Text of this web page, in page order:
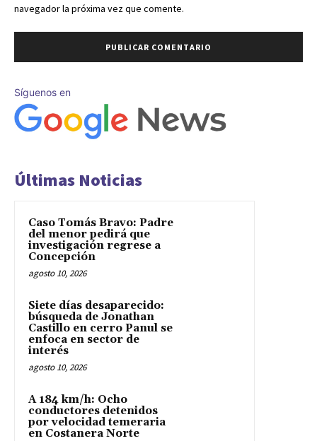
navegador la próxima vez que comente.
Síguenos en
Últimas Noticias
Caso Tomás Bravo: Padre
del menor pedirá que
investigación regrese a
Concepción
agosto 10, 2026
Siete días desaparecido:
búsqueda de Jonathan
Castillo en cerro Panul se
enfoca en sector de
interés
agosto 10, 2026
A 184 km/h: Ocho
conductores detenidos
por velocidad temeraria
en Costanera Norte